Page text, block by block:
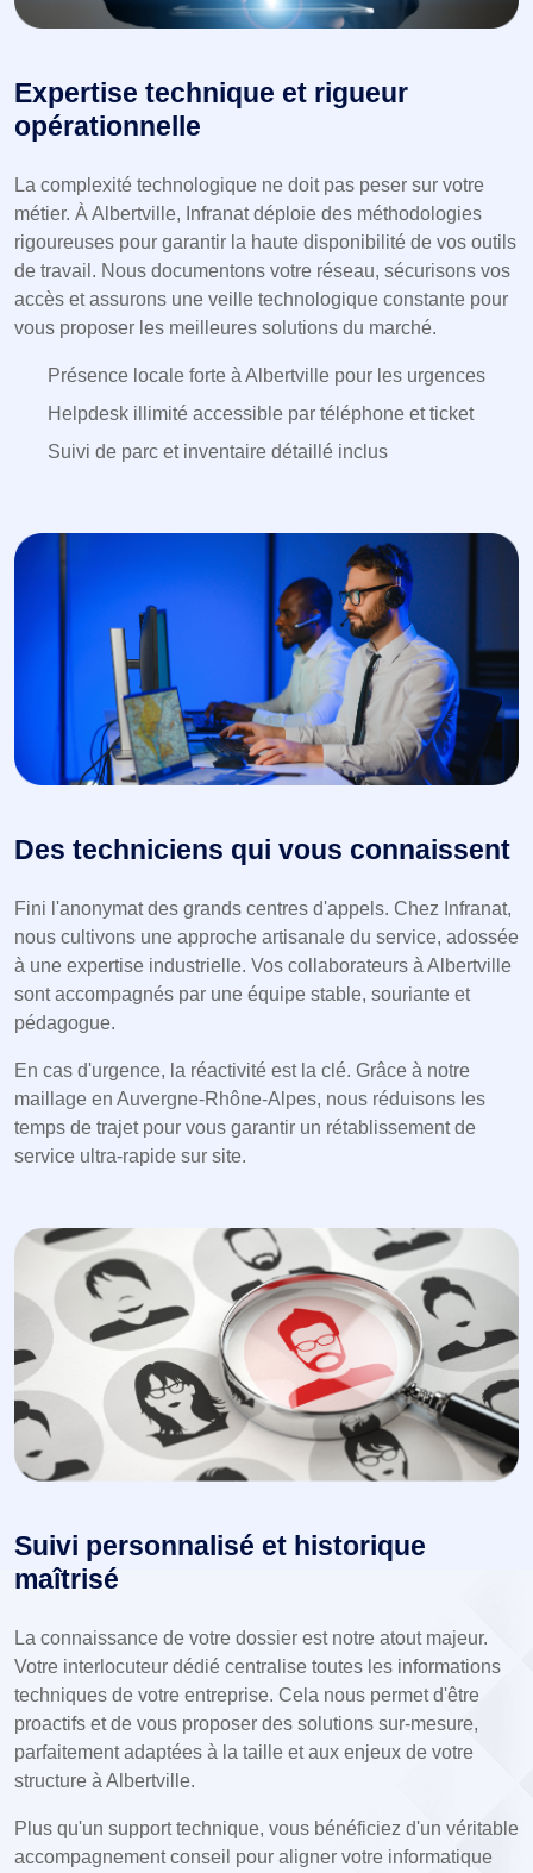
Expertise technique et rigueur
opérationnelle
La complexité technologique ne doit pas peser sur votre
métier. À Albertville, Infranat déploie des méthodologies
rigoureuses pour garantir la haute disponibilité de vos outils
de travail. Nous documentons votre réseau, sécurisons vos
accès et assurons une veille technologique constante pour
vous proposer les meilleures solutions du marché.
Présence locale forte à Albertville pour les urgences
Helpdesk illimité accessible par téléphone et ticket
Suivi de parc et inventaire détaillé inclus
Des techniciens qui vous connaissent
Fini l'anonymat des grands centres d'appels. Chez Infranat,
nous cultivons une approche artisanale du service, adossée
à une expertise industrielle. Vos collaborateurs à Albertville
sont accompagnés par une équipe stable, souriante et
pédagogue.
En cas d'urgence, la réactivité est la clé. Grâce à notre
maillage en Auvergne-Rhône-Alpes, nous réduisons les
temps de trajet pour vous garantir un rétablissement de
service ultra-rapide sur site.
Suivi personnalisé et historique
maîtrisé
La connaissance de votre dossier est notre atout majeur.
Votre interlocuteur dédié centralise toutes les informations
techniques de votre entreprise. Cela nous permet d'être
proactifs et de vous proposer des solutions sur-mesure,
parfaitement adaptées à la taille et aux enjeux de votre
structure à Albertville.
Plus qu'un support technique, vous bénéficiez d'un véritable
accompagnement conseil pour aligner votre informatique